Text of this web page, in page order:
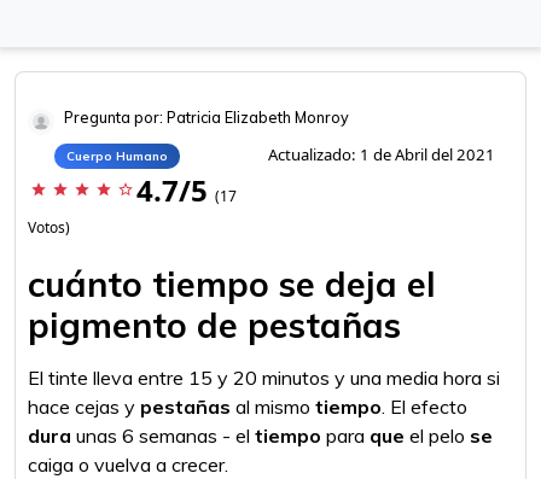
Pregunta por: Patricia Elizabeth Monroy
Cuerpo Humano Actualizado: 1 de Abril del 2021
star star star star star_border 4.7/5 (17
Votos)
cuánto tiempo se deja el
pigmento de pestañas
El tinte lleva entre 15 y 20 minutos y una media hora si
hace cejas y pestañas al mismo tiempo. El efecto
dura unas 6 semanas - el tiempo para que el pelo se
caiga o vuelva a crecer.